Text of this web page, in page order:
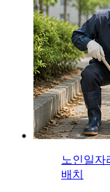
노인일자
배치